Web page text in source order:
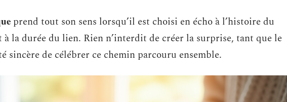
prend tout son sens lorsqu’il est choisi en écho à l’histoire du
la durée du lien. Rien n’interdit de créer la surprise, tant que le
sincère de célébrer ce chemin parcouru ensemble.